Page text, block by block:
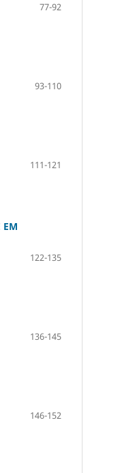
77-92
93-110
111-121
EM
122-135
136-145
146-152